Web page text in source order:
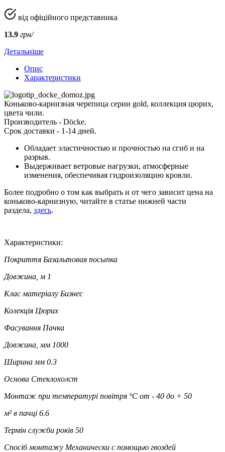
від офіційного представника
13.9 грн/
Детальніше
Опис
Характеристики
Коньково-карнизная черепица серии gold, коллекция цюрих,
цвета чили.
Производитель - Döcke.
Срок доставки - 1-14 дней.
Обладает эластичностью и прочностью на сгиб и на
разрыв.
Выдерживает ветровые нагрузки, атмосферные
изменения, обеспечивая гидроизоляцию кровли.
Более подробно о том как выбрать и от чего зависит цена на
коньково-карнизную, читайте в статье нижней части
раздела, здесь.
Характеристики:
Покриття Базальтовая посыпка
Довжина, м 1
Клас матеріалу Бизнес
Колекція Цюрих
Фасування Пачка
Довжина, мм 1000
Ширина мм 0.3
Основа Стеклохолст
Монтаж при температурі повітря °C от - 40 до + 50
м² в пачці 6.6
Термін служби років 50
Спосіб монтажу Механически с помощью гвоздей